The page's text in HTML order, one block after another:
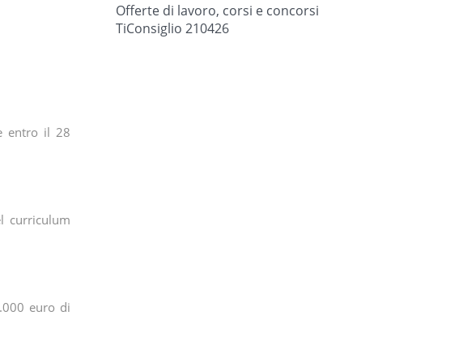
entro il 28
curriculum
euro di
Offerte di lavoro, corsi e concorsi
TiConsiglio 210426